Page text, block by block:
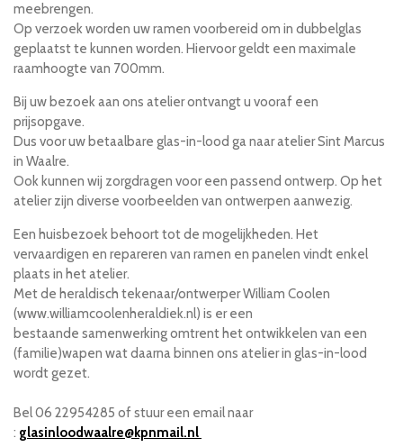
meebrengen.
Op verzoek worden uw ramen voorbereid om in dubbelglas
geplaatst te kunnen worden. Hiervoor geldt een maximale
raamhoogte van 700mm.
Bij uw bezoek aan ons atelier ontvangt u vooraf een
prijsopgave.
Dus voor uw betaalbare glas-in-lood ga naar atelier Sint Marcus
in Waalre.
Ook kunnen wij zorgdragen voor een passend ontwerp. Op het
atelier zijn diverse voorbeelden van ontwerpen aanwezig.
Een huisbezoek behoort tot de mogelijkheden. Het
vervaardigen en repareren van ramen en panelen vindt enkel
plaats in het atelier.
Met de heraldisch tekenaar/ontwerper William Coolen
(www.williamcoolenheraldiek.nl) is er een
bestaande samenwerking omtrent het ontwikkelen van een
(familie)wapen wat daarna binnen ons atelier in glas-in-lood
wordt gezet.
Bel 06 22954285 of stuur een email naar
: glasinloodwaalre@kpnmail.nl